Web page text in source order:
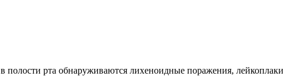
полости рта обнаруживаются лихеноидные поражения,